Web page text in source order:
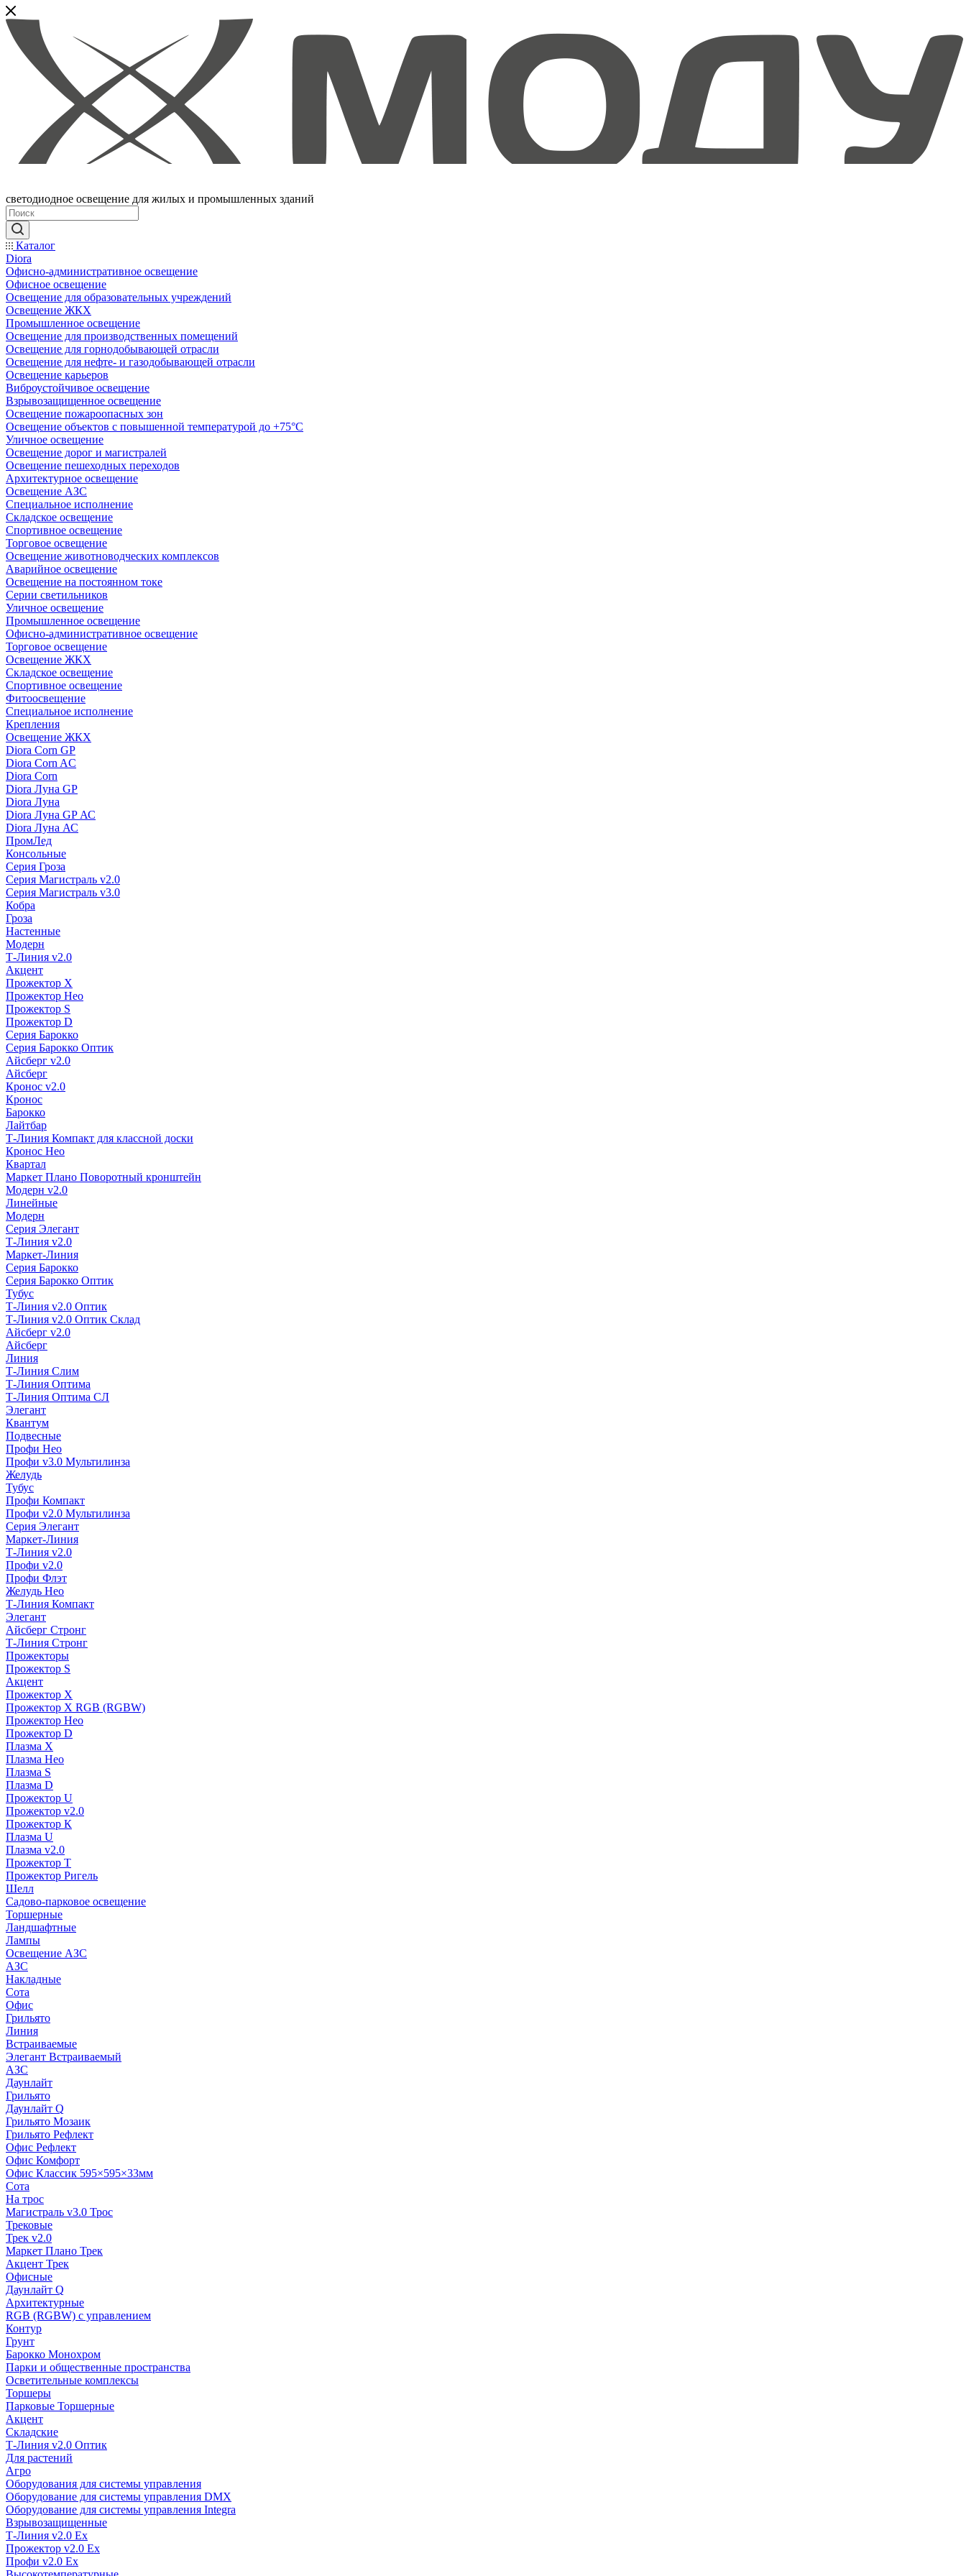
светодиодное освещение для жилых и промышленных зданий
Каталог
Diora
Офисно-административное освещение
Офисное освещение
Освещение для образовательных учреждений
Освещение ЖКХ
Промышленное освещение
Освещение для производственных помещений
Освещение для горнодобывающей отрасли
Освещение для нефте- и газодобывающей отрасли
Освещение карьеров
Виброустойчивое освещение
Взрывозащищенное освещение
Освещение пожароопасных зон
Освещение объектов с повышенной температурой до +75°C
Уличное освещение
Освещение дорог и магистралей
Освещение пешеходных переходов
Архитектурное освещение
Освещение АЗС
Специальное исполнение
Складское освещение
Спортивное освещение
Торговое освещение
Освещение животноводческих комплексов
Аварийное освещение
Освещение на постоянном токе
Серии светильников
Уличное освещение
Промышленное освещение
Офисно-административное освещение
Торговое освещение
Освещение ЖКХ
Складское освещение
Спортивное освещение
Фитоосвещение
Специальное исполнение
Крепления
Освещение ЖКХ
Diora Corn GP
Diora Corn AC
Diora Corn
Diora Луна GP
Diora Луна
Diora Луна GP АС
Diora Луна АС
ПромЛед
Консольные
Серия Гроза
Серия Магистраль v2.0
Серия Магистраль v3.0
Кобра
Гроза
Настенные
Модерн
Т-Линия v2.0
Акцент
Прожектор X
Прожектор Нео
Прожектор S
Прожектор D
Серия Барокко
Серия Барокко Оптик
Айсберг v2.0
Айсберг
Кронос v2.0
Кронос
Барокко
Лайтбар
Т-Линия Компакт для классной доски
Кронос Нео
Квартал
Маркет Плано Поворотный кронштейн
Модерн v2.0
Линейные
Модерн
Серия Элегант
Т-Линия v2.0
Маркет-Линия
Серия Барокко
Серия Барокко Оптик
Тубус
Т-Линия v2.0 Оптик
Т-Линия v2.0 Оптик Склад
Айсберг v2.0
Айсберг
Линия
Т-Линия Слим
Т-Линия Оптима
Т-Линия Оптима СЛ
Элегант
Квантум
Подвесные
Профи Нео
Профи v3.0 Мультилинза
Желудь
Тубус
Профи Компакт
Профи v2.0 Мультилинза
Серия Элегант
Маркет-Линия
Т-Линия v2.0
Профи v2.0
Профи Флэт
Желудь Нео
Т-Линия Компакт
Элегант
Айсберг Стронг
Т-Линия Стронг
Прожекторы
Прожектор S
Акцент
Прожектор X
Прожектор Х RGB (RGBW)
Прожектор Нео
Прожектор D
Плазма X
Плазма Нео
Плазма S
Плазма D
Прожектор U
Прожектор v2.0
Прожектор К
Плазма U
Плазма v2.0
Прожектор Т
Прожектор Ригель
Шелл
Садово-парковое освещение
Торшерные
Ландшафтные
Лампы
Освещение АЗС
АЗС
Накладные
Сота
Офис
Грильято
Линия
Встраиваемые
Элегант Встраиваемый
АЗС
Даунлайт
Грильято
Даунлайт Q
Грильято Мозаик
Грильято Рефлект
Офис Рефлект
Офис Комфорт
Офис Классик 595×595×33мм
Сота
На трос
Магистраль v3.0 Трос
Трековые
Трек v2.0
Маркет Плано Трек
Акцент Трек
Офисные
Даунлайт Q
Архитектурные
RGB (RGBW) с управлением
Контур
Грунт
Барокко Монохром
Парки и общественные пространства
Осветительные комплексы
Торшеры
Парковые Торшерные
Акцент
Складские
Т-Линия v2.0 Оптик
Для растений
Агро
Оборудования для системы управления
Оборудование для системы управления DMX
Оборудование для системы управления Integra
Взрывозащищенные
Т-Линия v2.0 Ex
Прожектор v2.0 Ex
Профи v2.0 Ex